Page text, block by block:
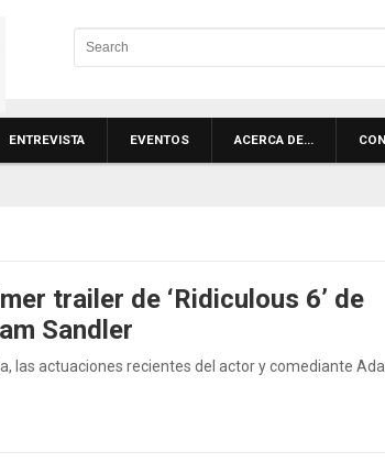
ENTREVISTA EVENTOS ACERCA DE…
trailer de ‘Ridiculous 6’ de
Sandler
las actuaciones recientes del actor y comediante